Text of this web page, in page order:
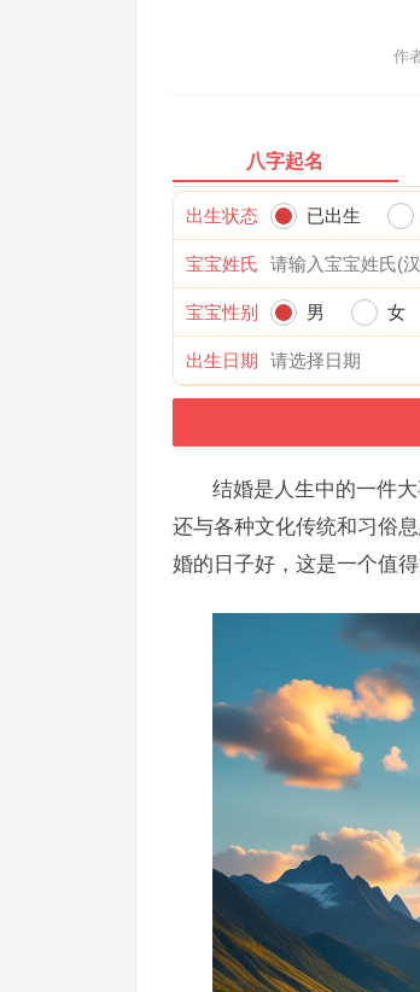
作
八字起名
出生状态 已出生
宝宝姓氏
宝宝性别 男 女
出生日期
结婚是人生中的一件
还与各种文化传统和习俗
婚的日子好，这是一个值得